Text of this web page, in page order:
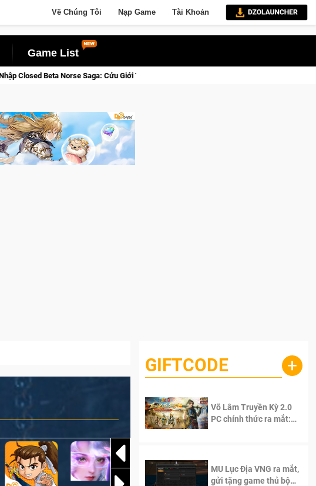
Về Chúng Tôi Nạp Game Tài Khoản
Game List
Cửu Giới Thức Tỉnh, Săn DJI Osmo Pocket 3 Ngay Hôm Nay
GIFTCODE +
Võ Lâm Truyền Kỳ 2.0
PC chính thức ra mắt:
MU Lục Địa VNG ra mắt,
gửi tặng game thủ bộ